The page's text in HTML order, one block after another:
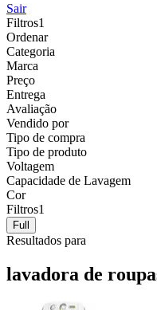
Sair
Filtros1
Ordenar
Categoria
Marca
Preço
Entrega
Avaliação
Vendido por
Tipo de compra
Tipo de produto
Voltagem
Capacidade de Lavagem
Cor
Filtros1
Full
Resultados para
lavadora de